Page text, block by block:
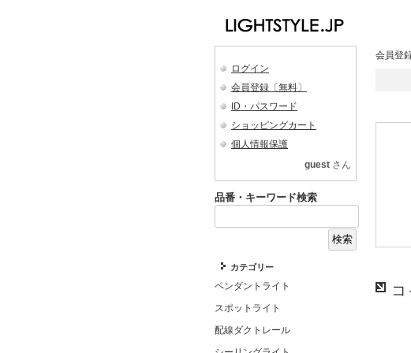
ログイン
会員登録〔無料〕
ID・パスワード
ショッピングカート
個人情報保護
guest さん
品番・キーワード検索
カテゴリー
ペンダントライト
スポットライト
配線ダクトレール
会員登